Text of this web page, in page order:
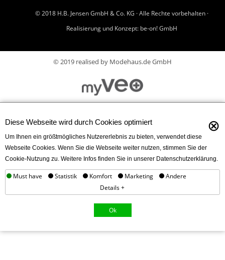
© 2018 H.B. Jensen GmbH & Co. KG · Alle Rechte vorbehalten ·
Realisierung und Konzept: be-on! GmbH
© 2019 realised by Modehaus.de GmbH
Diese Webseite wird durch Cookies optimiert ⊗
Um Ihnen ein größtmögliches Nutzererlebnis zu bieten, verwendet diese
Webseite Cookies. Wenn Sie die Webseite weiter nutzen, stimmen Sie der
Cookie-Nutzung zu. Weitere Infos finden Sie in unserer Datenschutzerklärung.
Must have Statistik Komfort Marketing
Andere
Details +
Ok